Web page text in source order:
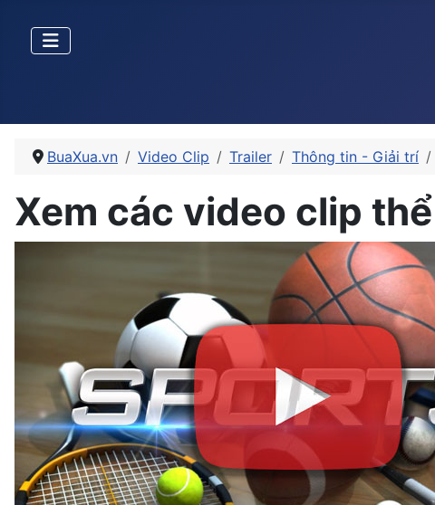
BuaXua.vn Video Clip Trailer Thông tin - Giải trí
Xem các video clip